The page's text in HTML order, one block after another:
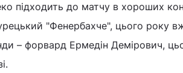
підходить до матчу в хороших
"Фенербахче", цього року
– форвард Ермедін Демірович,